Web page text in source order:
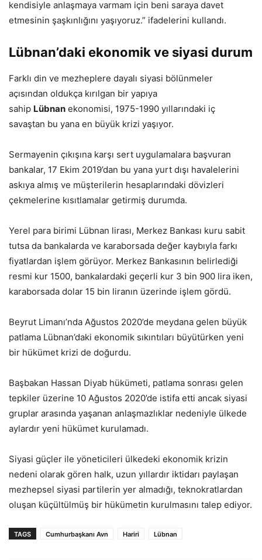
kendisiyle anlaşmaya varmam için beni saraya davet
etmesinin şaşkınlığını yaşıyoruz.” ifadelerini kullandı.
Lübnan’daki ekonomik ve siyasi durum
Farklı din ve mezheplere dayalı siyasi bölünmeler
açısından oldukça kırılgan bir yapıya
sahip Lübnan ekonomisi, 1975-1990 yıllarındaki iç
savaştan bu yana en büyük krizi yaşıyor.
Sermayenin çıkışına karşı sert uygulamalara başvuran
bankalar, 17 Ekim 2019’dan bu yana yurt dışı havalelerini
askıya almış ve müşterilerin hesaplarındaki dövizleri
çekmelerine kısıtlamalar getirmiş durumda.
Yerel para birimi Lübnan lirası, Merkez Bankası kuru sabit
tutsa da bankalarda ve karaborsada değer kaybıyla farkı
fiyatlardan işlem görüyor. Merkez Bankasının belirlediği
resmi kur 1500, bankalardaki geçerli kur 3 bin 900 lira iken,
karaborsada dolar 15 bin liranın üzerinde işlem gördü.
Beyrut Limanı’nda Ağustos 2020’de meydana gelen büyük
patlama Lübnan’daki ekonomik sıkıntıları büyütürken yeni
bir hükümet krizi de doğurdu.
Başbakan Hassan Diyab hükümeti, patlama sonrası gelen
tepkiler üzerine 10 Ağustos 2020’de istifa etti ancak siyasi
gruplar arasında yaşanan anlaşmazlıklar nedeniyle ülkede
aylardır yeni hükümet kurulamadı.
Siyasi güçler ile yöneticileri ülkedeki ekonomik krizin
nedeni olarak gören halk, uzun yıllardır iktidarı paylaşan
mezhepsel siyasi partilerin yer almadığı, teknokratlardan
oluşan küçültülmüş bir hükümetin kurulmasını talep ediyor.
TAGS Cumhurbaşkanı Avn Hariri Lübnan